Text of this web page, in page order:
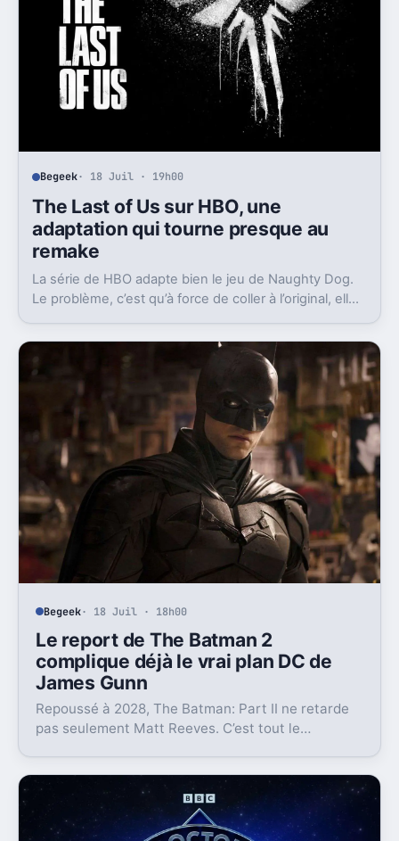
Begeek· 18 Juil · 19h00
The Last of Us sur HBO, une
adaptation qui tourne presque au
remake
La série de HBO adapte bien le jeu de Naughty Dog.
Le problème, c’est qu’à force de coller à l’original, elle
Begeek· 18 Juil · 18h00
Le report de The Batman 2
complique déjà le vrai plan DC de
James Gunn
Repoussé à 2028, The Batman: Part II ne retarde
pas seulement Matt Reeves. C’est tout le